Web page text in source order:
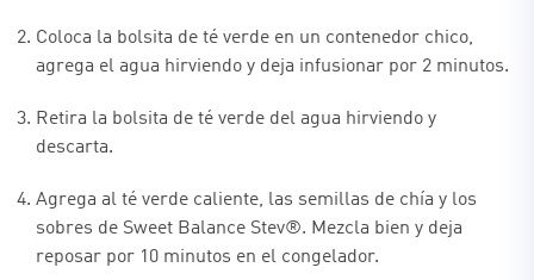
Coloca la bolsita de té verde en un contenedor chico,
agrega el agua hirviendo y deja infusionar por 2 minutos.
Retira la bolsita de té verde del agua hirviendo y
descarta.
Agrega al té verde caliente, las semillas de chía y los
sobres de Sweet Balance Stev®. Mezcla bien y deja
reposar por 10 minutos en el congelador.